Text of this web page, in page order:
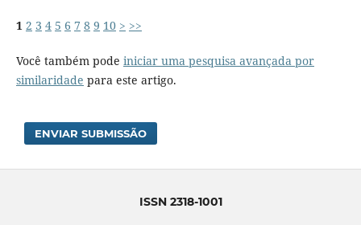
1 2 3 4 5 6 7 8 9 10 > >>
Você também pode iniciar uma pesquisa avançada por
similaridade para este artigo.
ENVIAR SUBMISSÃO
ISSN 2318-1001